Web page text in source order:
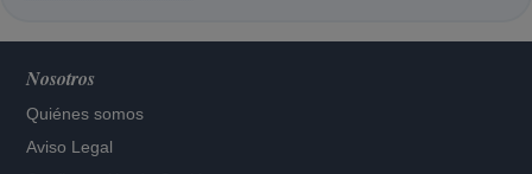
Nosotros
Quiénes somos
Aviso Legal